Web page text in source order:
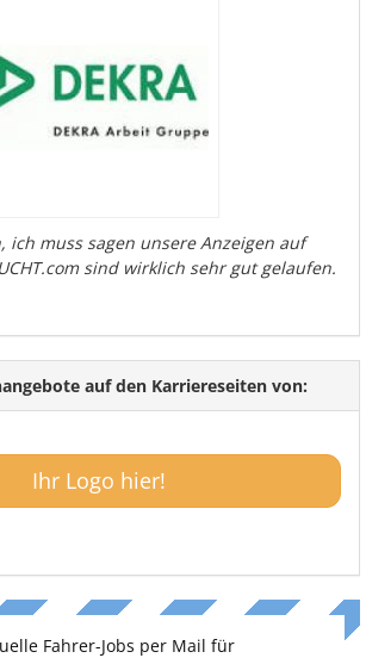
ich muss sagen unsere Anzeigen auf
sind wirklich sehr gut gelaufen.
auf den Karriereseiten von:
Ihr Logo hier!
Fahrer-Jobs per Mail für